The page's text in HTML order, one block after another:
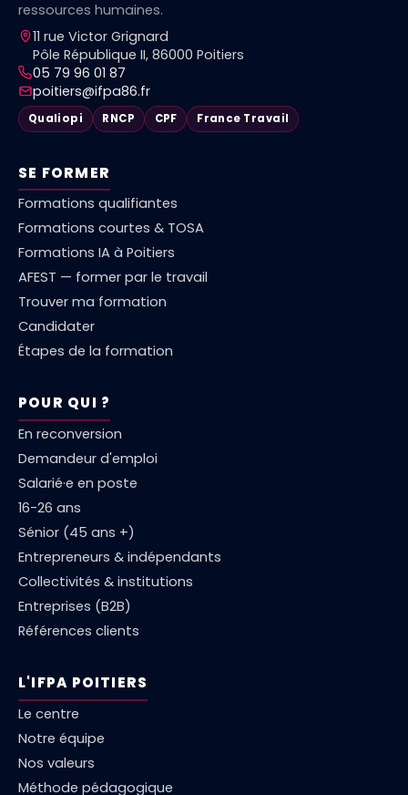
ressources humaines.
11 rue Victor Grignard
Pôle République II, 86000 Poitiers
05 79 96 01 87
poitiers@ifpa86.fr
Qualiopi RNCP CPF France Travail
SE FORMER
Formations qualifiantes
Formations courtes & TOSA
Formations IA à Poitiers
AFEST — former par le travail
Trouver ma formation
Candidater
Étapes de la formation
POUR QUI ?
En reconversion
Demandeur d'emploi
Salarié·e en poste
16-26 ans
Sénior (45 ans +)
Entrepreneurs & indépendants
Collectivités & institutions
Entreprises (B2B)
Références clients
L'IFPA POITIERS
Le centre
Notre équipe
Nos valeurs
Méthode pédagogique